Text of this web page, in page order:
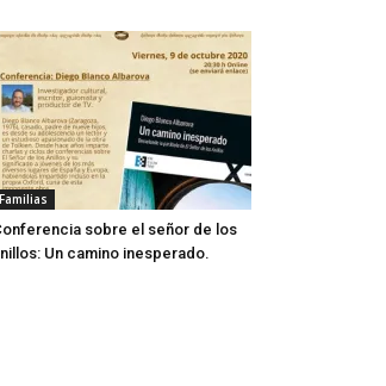
Familias
sobre el señor de los
Un camino inesperado.